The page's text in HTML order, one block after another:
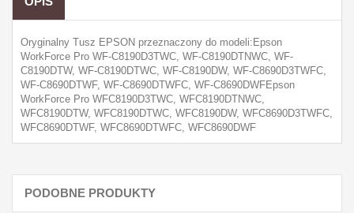
Oryginalny Tusz EPSON przeznaczony do modeli:Epson
WorkForce Pro WF-C8190D3TWC, WF-C8190DTNWC, WF-
C8190DTW, WF-C8190DTWC, WF-C8190DW, WF-C8690D3TWFC,
WF-C8690DTWF, WF-C8690DTWFC, WF-C8690DWFEpson
WorkForce Pro WFC8190D3TWC, WFC8190DTNWC,
WFC8190DTW, WFC8190DTWC, WFC8190DW, WFC8690D3TWFC,
WFC8690DTWF, WFC8690DTWFC, WFC8690DWF
PODOBNE PRODUKTY